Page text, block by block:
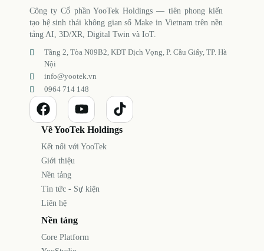
Công ty Cổ phần YooTek Holdings — tiên phong kiến
tạo hệ sinh thái không gian số Make in Vietnam trên nền
tảng AI, 3D/XR, Digital Twin và IoT.
Tầng 2, Tòa N09B2, KĐT Dịch Vọng, P. Cầu Giấy, TP. Hà
Nội
info@yootek.vn
0964 714 148
Về YooTek Holdings
Kết nối với YooTek
Giới thiệu
Nền tảng
Tin tức - Sự kiện
Liên hệ
Nền tảng
Core Platform